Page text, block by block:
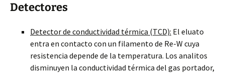
Detectores
Detector de conductividad térmica (TCD): El eluato
entra en contacto con un filamento de Re-W cuya
resistencia depende de la temperatura. Los analitos
disminuyen la conductividad térmica del gas portador,